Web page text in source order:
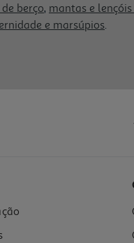
berço, mantas e lençóis
e marsúpios.